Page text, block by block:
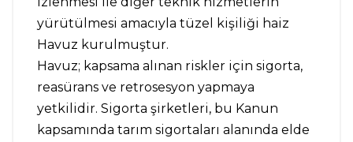
yürütülmesi amacıyla tüzel kişiliği haiz
Havuz kurulmuştur.
Havuz; kapsama alınan riskler için sigorta,
reasürans ve retrosesyon yapmaya
yetkilidir. Sigorta şirketleri, bu Kanun
kapsamında tarım sigortaları alanında elde